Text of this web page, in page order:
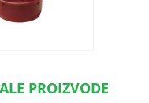
PROIZVODE